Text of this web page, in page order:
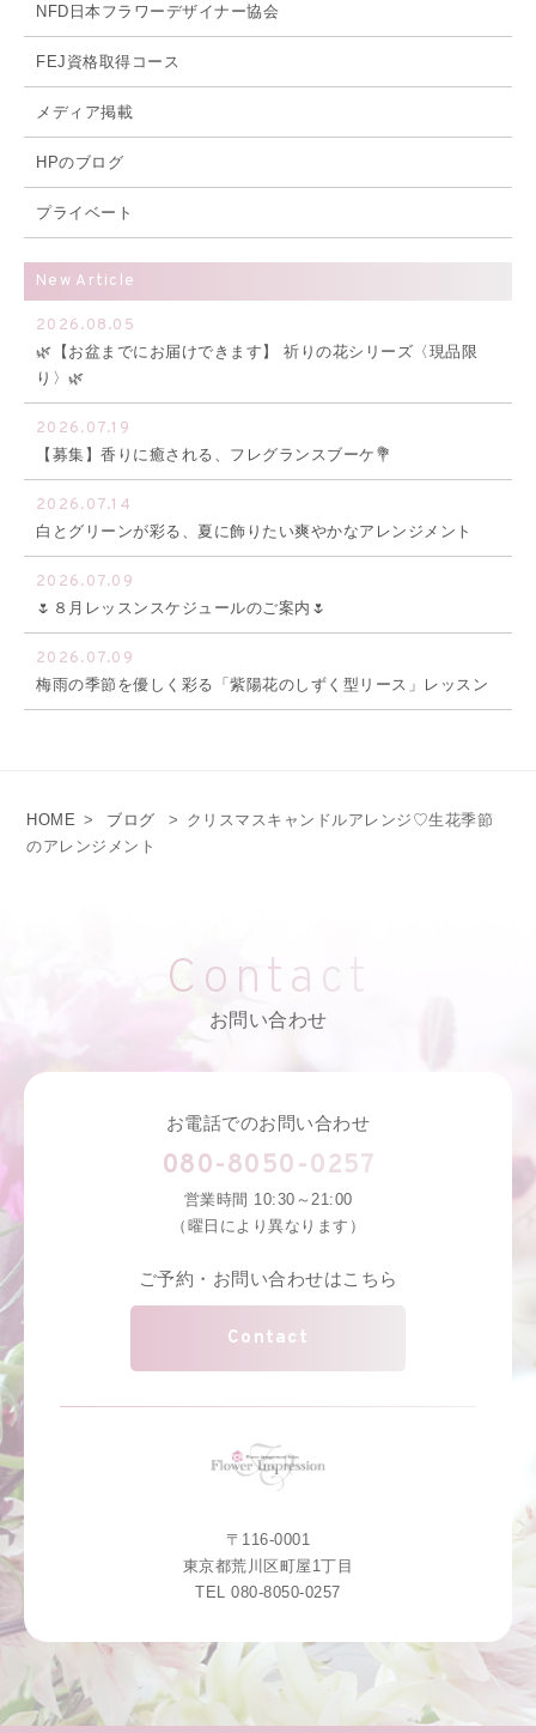
NFD日本フラワーデザイナー協会
FEJ資格取得コース
メディア掲載
HPのブログ
プライベート
New Article
2026.08.05
🌿【お盆までにお届けできます】 祈りの花シリーズ〈現品限
り〉🌿
2026.07.19
【募集】香りに癒される、フレグランスブーケ💐
2026.07.14
白とグリーンが彩る、夏に飾りたい爽やかなアレンジメント
2026.07.09
🌷８月レッスンスケジュールのご案内🌷
2026.07.09
梅雨の季節を優しく彩る「紫陽花のしずく型リース」レッスン
HOME > ブログ > クリスマスキャンドルアレンジ♡生花季節
のアレンジメント
Contact
お問い合わせ
お電話でのお問い合わせ
080-8050-0257
営業時間 10:30～21:00
（曜日により異なります）
ご予約・お問い合わせはこちら
Contact
〒116-0001
東京都荒川区町屋1丁目
TEL 080-8050-0257